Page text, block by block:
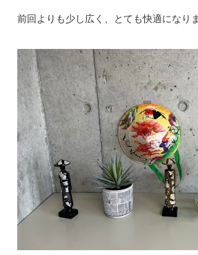
前回よりも少し広く、とても快適になり